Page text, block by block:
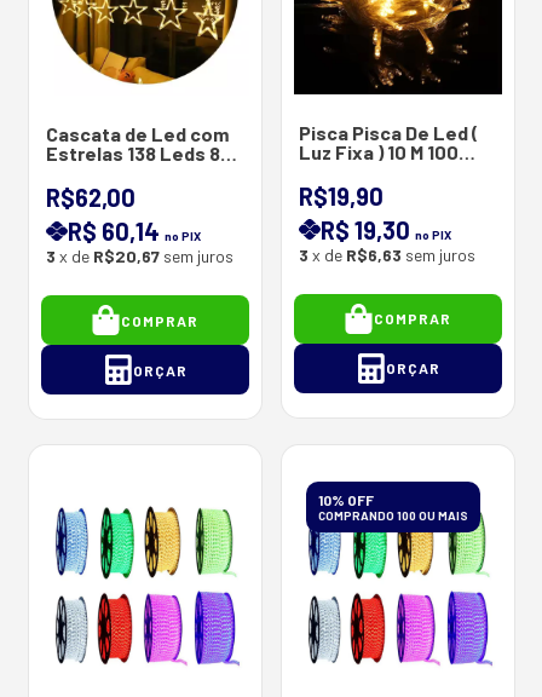
Cascata de Led com
Estrelas 138 Leds 8
Transparente - 2.5M x
45,55,65cm -
R$62,00
R$ 60,14no PIX
3 x de R$20,67 sem juros
COMPRAR
ORÇAR
Pisca Pisca De Led (
Luz Fixa ) 10 M 100
Fio Transparente -
Branco Quente - 220
V - 6 Watts
R$19,90
R$ 19,30no PIX
3 x de R$6,63 sem juros
COMPRAR
ORÇAR
10% OFF
COMPRANDO 100 OU MAIS